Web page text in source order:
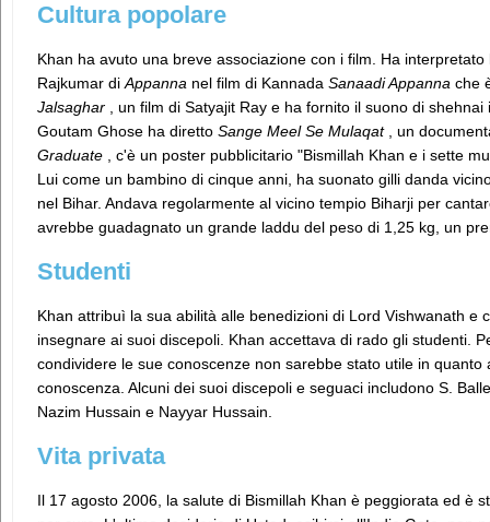
Cultura popolare
Khan ha avuto una breve associazione con i film. Ha
Rajkumar di Appanna nel film di Kannada Sanaadi Appanna che
Jalsaghar , un film di Satyajit Ray e ha fornito il suono di
Goutam Ghose ha diretto Sange Meel Se Mulaqat, un
Graduate , c'è un poster pubblicitario "Bismillah Khan e i sette
Lui come un bambino di cinque anni, ha suonato gilli danda
nel Bihar. Andava regolarmente al vicino tempio Biharji per
avrebbe guadagnato un grande laddu del peso di 1,25 kg, un
Studenti
Khan attribuì la sua abilità alle benedizioni di Lord Vishwanath e
insegnare ai suoi discepoli. Khan accettava di rado gli studenti.
condividere le sue conoscenze non sarebbe stato utile in
conoscenza. Alcuni dei suoi discepoli e seguaci includono S.
Nazim Hussain e Nayyar Hussain.
Vita privata
Il 17 agosto 2006, la salute di Bismillah Khan è peggiorata ed è